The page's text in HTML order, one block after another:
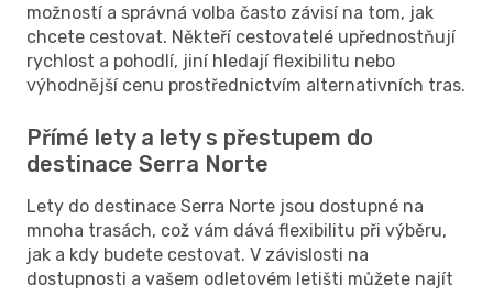
možností a správná volba často závisí na tom, jak
chcete cestovat. Někteří cestovatelé upřednostňují
rychlost a pohodlí, jiní hledají flexibilitu nebo
výhodnější cenu prostřednictvím alternativních tras.
Přímé lety a lety s přestupem do
destinace Serra Norte
Lety do destinace Serra Norte jsou dostupné na
mnoha trasách, což vám dává flexibilitu při výběru,
jak a kdy budete cestovat. V závislosti na
dostupnosti a vašem odletovém letišti můžete najít